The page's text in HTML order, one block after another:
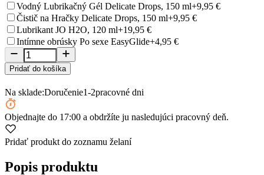
Vodný Lubrikačný Gél Delicate Drops, 150 ml+9,95 €
Čistič na Hračky Delicate Drops, 150 ml+9,95 €
Lubrikant JO H2O, 120 ml+19,95 €
Intímne obrúsky Po sexe EasyGlide+4,95 €
Pridať do košíka
Na sklade:Doručenie1-2pracovné dni
Objednajte do 17:00 a obdržíte ju nasledujúci pracovný deň.
Pridať produkt do zoznamu želaní
Popis produktu